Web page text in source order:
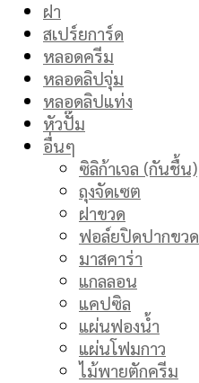
ฝา
สเปร์ยการ์ด
หลอดครีม
หลอดลิปจุ่ม
หลอดลิปแท่ง
หัวปั๊ม
อื่นๆ
ซิลิก้าเจล (กันชื้น)
ถุงจัดเซต
ฝาขวด
ฟอล์ยปิดปากขวด
มาสคาร่า
แกลลอน
แคปซิล
แผ่นฟองน้ำ
แผ่นโฟมกาว
ไม้พายตักครีม